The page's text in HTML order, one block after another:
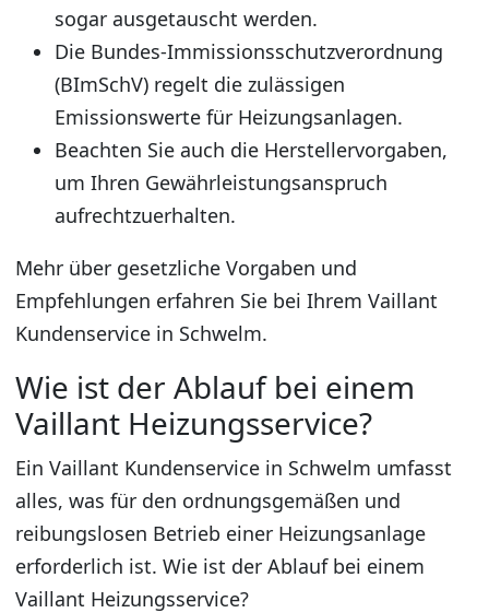
sogar ausgetauscht werden.
Die Bundes-Immissionsschutzverordnung
(BImSchV) regelt die zulässigen
Emissionswerte für Heizungsanlagen.
Beachten Sie auch die Herstellervorgaben,
um Ihren Gewährleistungsanspruch
aufrechtzuerhalten.
Mehr über gesetzliche Vorgaben und
Empfehlungen erfahren Sie bei Ihrem Vaillant
Kundenservice in Schwelm.
Wie ist der Ablauf bei einem
Vaillant Heizungsservice?
Ein Vaillant Kundenservice in Schwelm umfasst
alles, was für den ordnungsgemäßen und
reibungslosen Betrieb einer Heizungsanlage
erforderlich ist. Wie ist der Ablauf bei einem
Vaillant Heizungsservice?